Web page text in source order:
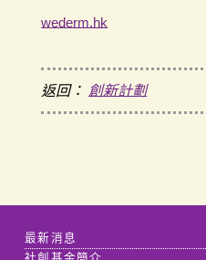
wederm.hk
返回： 創新計劃
最新消息